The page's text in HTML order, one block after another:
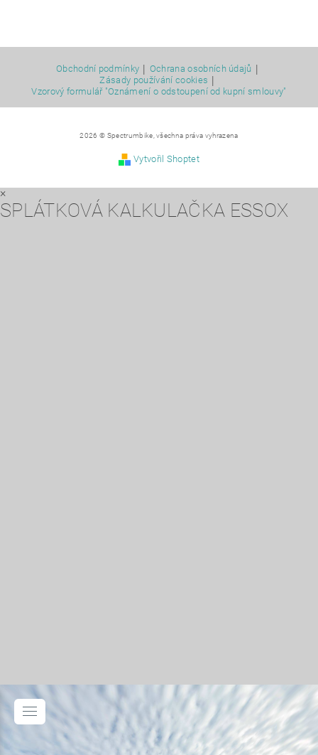
Obchodní podmínky Ochrana osobních údajů
Zásady používání cookies
Vzorový formulář "Oznámení o odstoupení od kupní smlouvy"
2026 © Spectrumbike, všechna práva vyhrazena
Vytvořil Shoptet
×
SPLÁTKOVÁ KALKULAČKA ESSOX